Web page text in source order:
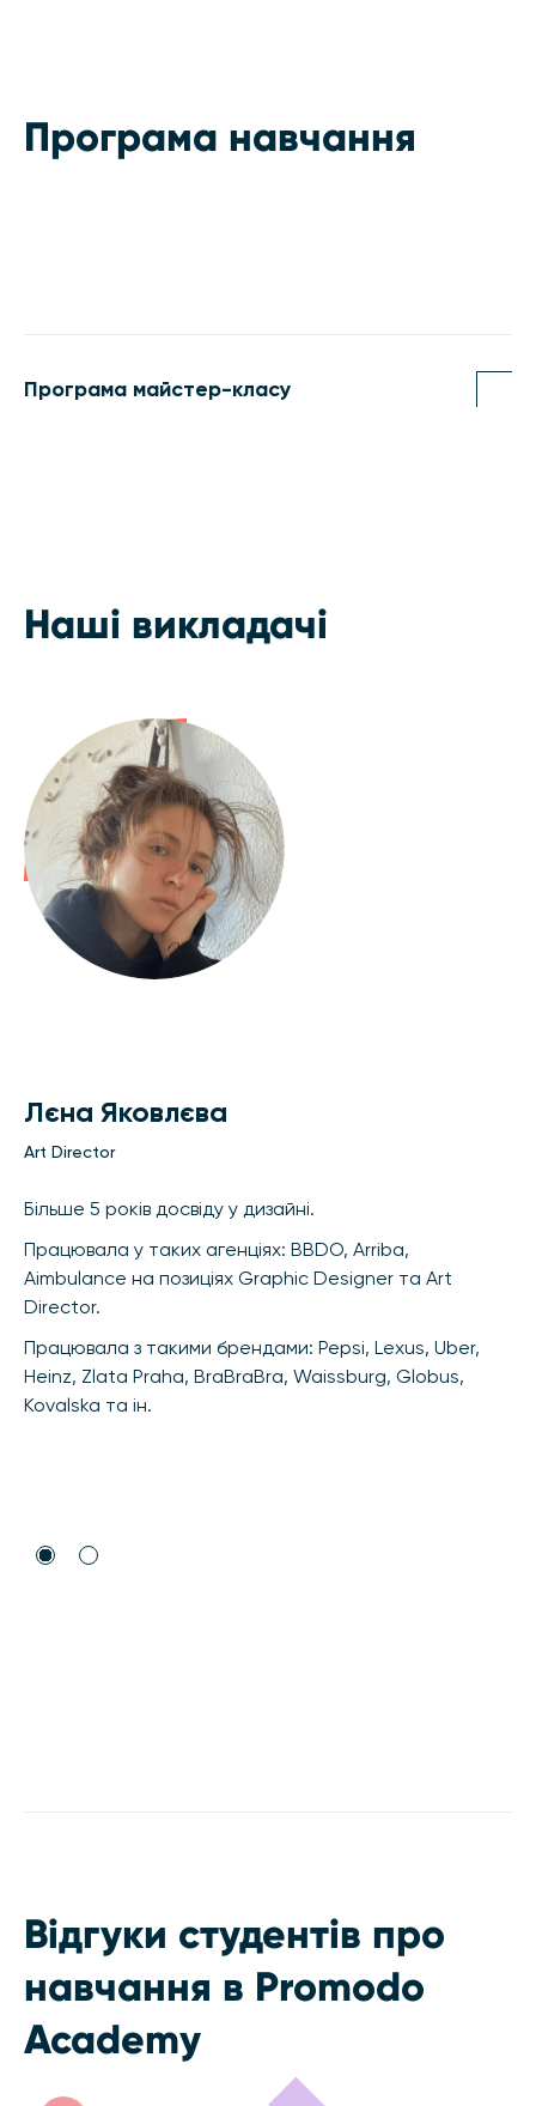
Програма навчання
Програма майстер-класу
Наші викладачі
Лєна Яковлєва
Art Director
Більше 5 років досвіду у дизайні.
Працювала у таких агенціях: BBDO, Arriba,
Aimbulance на позиціях Graphic Designer та Art
Director.
Працювала з такими брендами: Pepsi, Lexus, Uber,
Heinz, Zlata Praha, BraBraBra, Waissburg, Globus,
Kovalska та ін.
Відгуки студентів про
навчання в Promodo
Academy